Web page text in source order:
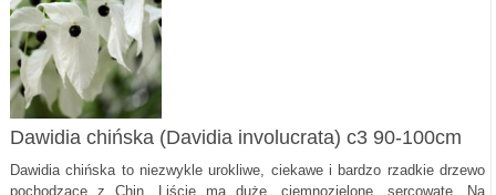
Dawidia chińska (Davidia involucrata) c3 90-100cm
Dawidia chińska to niezwykle urokliwe, ciekawe i bardzo rzadkie drzewo
pochodzące z Chin. Liście ma duże, ciemnozielone, sercowate. Na